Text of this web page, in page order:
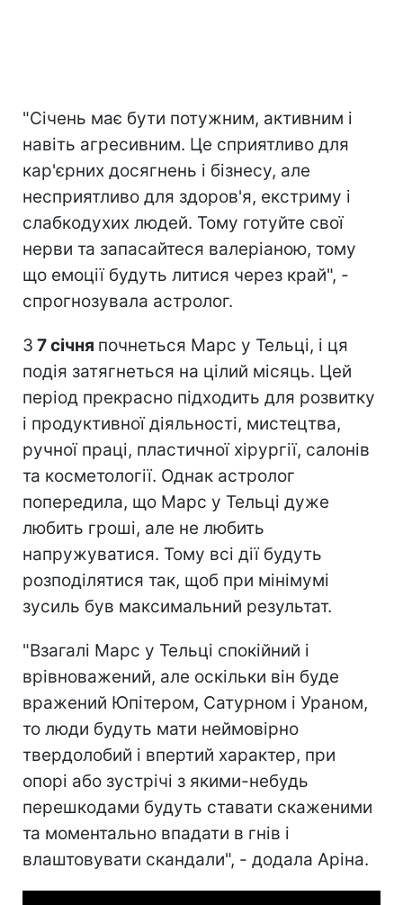
"Січень має бути потужним, активним і
навіть агресивним. Це сприятливо для
кар'єрних досягнень і бізнесу, але
несприятливо для здоров'я, екстриму і
слабкодухих людей. Тому готуйте свої
нерви та запасайтеся валеріаною, тому
що емоції будуть литися через край", -
спрогнозувала астролог.
З 7 січня почнеться Марс у Тельці, і ця
подія затягнеться на цілий місяць. Цей
період прекрасно підходить для розвитку
і продуктивної діяльності, мистецтва,
ручної праці, пластичної хірургії, салонів
та косметології. Однак астролог
попередила, що Марс у Тельці дуже
любить гроші, але не любить
напружуватися. Тому всі дії будуть
розподілятися так, щоб при мінімумі
зусиль був максимальний результат.
"Взагалі Марс у Тельці спокійний і
врівноважений, але оскільки він буде
вражений Юпітером, Сатурном і Ураном,
то люди будуть мати неймовірно
твердолобий і впертий характер, при
опорі або зустрічі з якими-небудь
перешкодами будуть ставати скаженими
та моментально впадати в гнів і
влаштовувати скандали", - додала Аріна.